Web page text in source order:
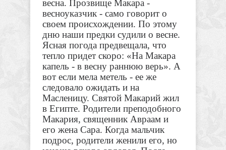
весна. Прозвище Макара -
весноуказчик - само говорит о
своем происхождении. По этому
дню наши предки судили о весне.
Ясная погода предвещала, что
тепло придет скоро: «На Макара
капель - в весну раннюю верь». А
вот если мела метель - ее же
следовало ожидать и на
Масленицу. Святой Макарий жил
в Египте. Родители преподобного
Макария, священник Авраам и
его жена Сара. Когда мальчик
подрос, родители женили его, но